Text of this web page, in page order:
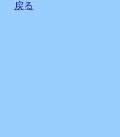
戻る